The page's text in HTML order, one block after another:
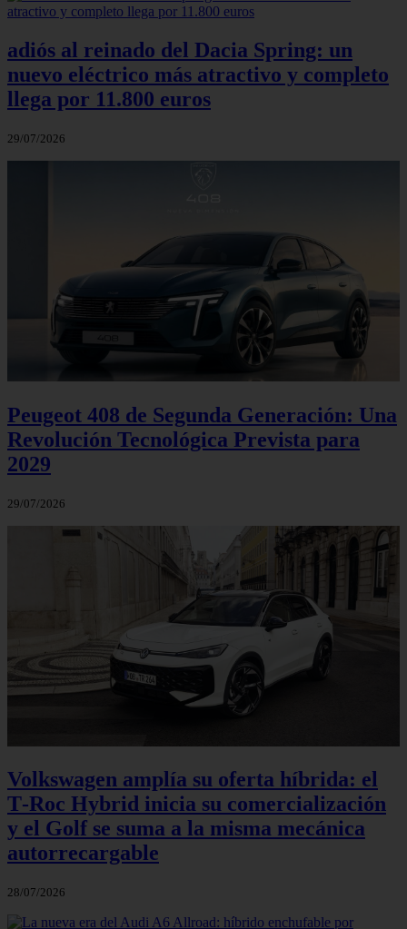
adiós al reinado del Dacia Spring: un
nuevo eléctrico más atractivo y completo
llega por 11.800 euros
29/07/2026
Peugeot 408 de Segunda Generación: Una
Revolución Tecnológica Prevista para
2029
29/07/2026
Volkswagen amplía su oferta híbrida: el
T‑Roc Hybrid inicia su comercialización
y el Golf se suma a la misma mecánica
autorrecargable
28/07/2026